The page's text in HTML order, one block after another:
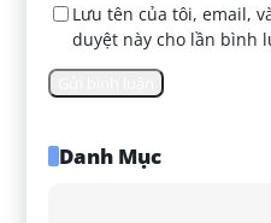
Lưu tên của tôi, email,
duyệt này cho lần bình
Danh Mục